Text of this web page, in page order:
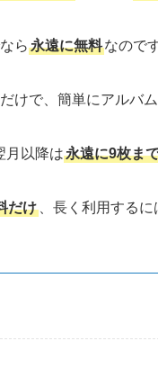
ら 永遠に無料なので
けで、簡単にアルバ
月以降は永遠に9枚ま
だけ 、長く利用する